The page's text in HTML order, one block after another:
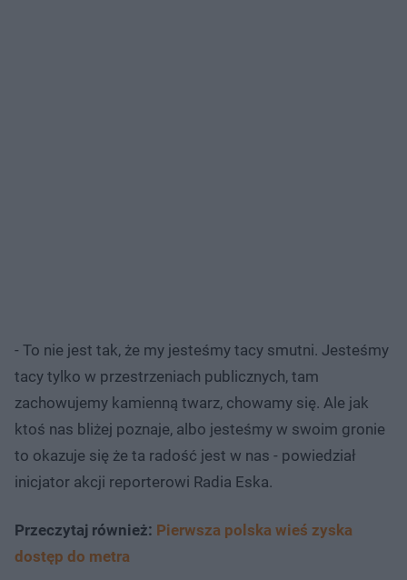
- To nie jest tak, że my jesteśmy tacy smutni. Jesteśmy
tacy tylko w przestrzeniach publicznych, tam
zachowujemy kamienną twarz, chowamy się. Ale jak
ktoś nas bliżej poznaje, albo jesteśmy w swoim gronie
to okazuje się że ta radość jest w nas - powiedział
inicjator akcji reporterowi Radia Eska.
Przeczytaj również: Pierwsza polska wieś zyska
dostęp do metra